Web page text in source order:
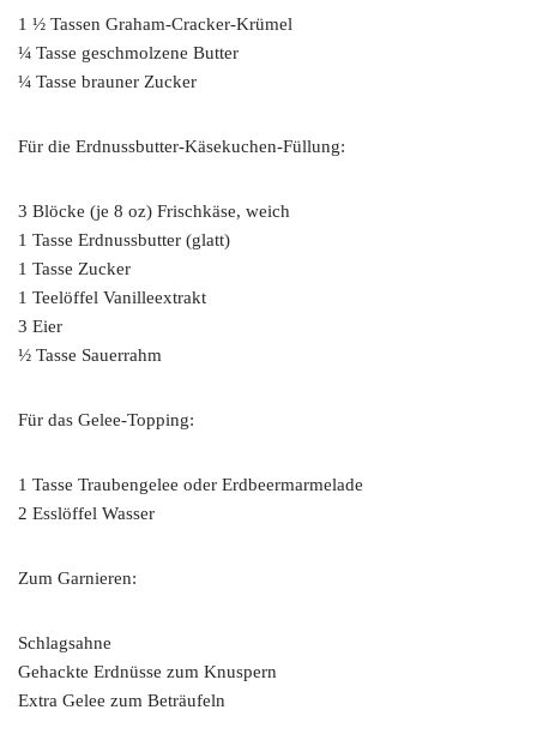
1 ½ Tassen Graham-Cracker-Krümel
¼ Tasse geschmolzene Butter
¼ Tasse brauner Zucker
Für die Erdnussbutter-Käsekuchen-Füllung:
3 Blöcke (je 8 oz) Frischkäse, weich
1 Tasse Erdnussbutter (glatt)
1 Tasse Zucker
1 Teelöffel Vanilleextrakt
3 Eier
½ Tasse Sauerrahm
Für das Gelee-Topping:
1 Tasse Traubengelee oder Erdbeermarmelade
2 Esslöffel Wasser
Zum Garnieren:
Schlagsahne
Gehackte Erdnüsse zum Knuspern
Extra Gelee zum Beträufeln